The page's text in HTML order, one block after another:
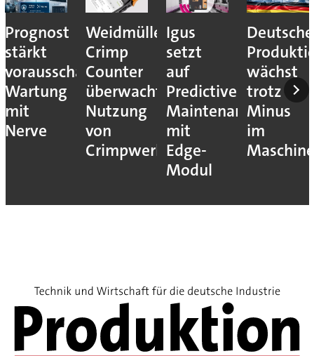
Prognost
stärkt
vorausschauende
Wartung
mit
Nerve
Weidmüller:
Crimp
Counter
überwacht
Nutzung
von
Crimpwerkzeugen
Igus
setzt
auf
Predictive
Maintenance
mit
Edge-
Modul
Deutsche
wächst
trotz
Minus
im